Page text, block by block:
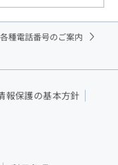
種電話番号のご案内
報保護の基本方針